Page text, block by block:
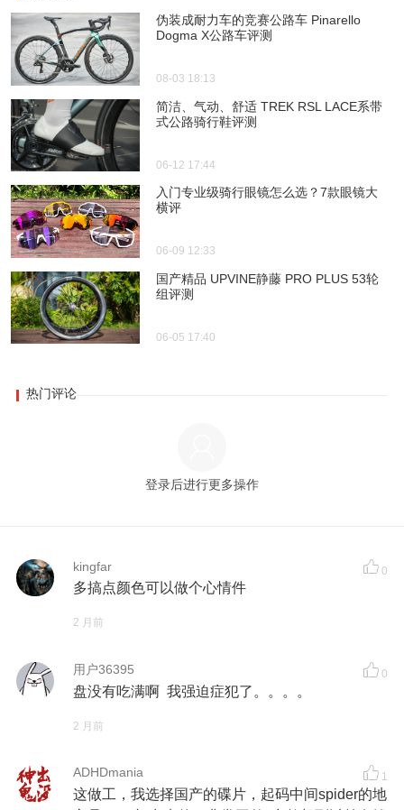
伪装成耐力车的竞赛公路车 Pinarello
Dogma X公路车评测
08-03 18:13
简洁、气动、舒适 TREK RSL LACE系带
式公路骑行鞋评测
06-12 17:44
入门专业级骑行眼镜怎么选？7款眼镜大
横评
06-09 12:33
国产精品 UPVINE静藤 PRO PLUS 53轮
组评测
06-05 17:40
热门评论
登录后进行更多操作
kingfar 0
多搞点颜色可以做个心情件
2 月前
用户36395 0
盘没有吃满啊 我强迫症犯了。。。。
2 月前
ADHDmania 1
这做工，我选择国产的碟片，起码中间spider的地